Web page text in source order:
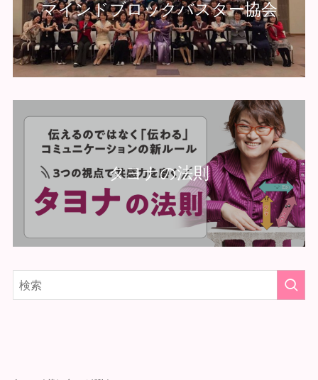
マインドブロックバスター協会
タヨナの法則